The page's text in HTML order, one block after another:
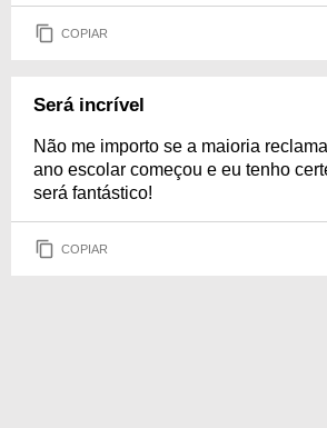
COPIAR
Será incrível
Não me importo se a maioria
ano escolar começou e eu tenho
será fantástico!
COPIAR